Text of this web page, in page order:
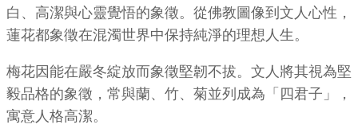
白、高潔與心靈覺悟的象徵。從佛教圖像到文人心性，
蓮花都象徵在混濁世界中保持純淨的理想人生。
梅花因能在嚴冬綻放而象徵堅韌不拔。文人將其視為堅
毅品格的象徵，常與蘭、竹、菊並列成為「四君子」，
寓意人格高潔。